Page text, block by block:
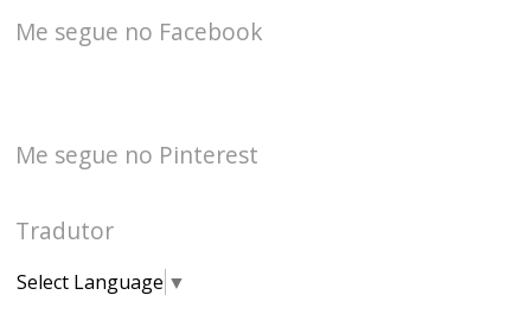
Me segue no Facebook
Me segue no Pinterest
Tradutor
Select Language ▼